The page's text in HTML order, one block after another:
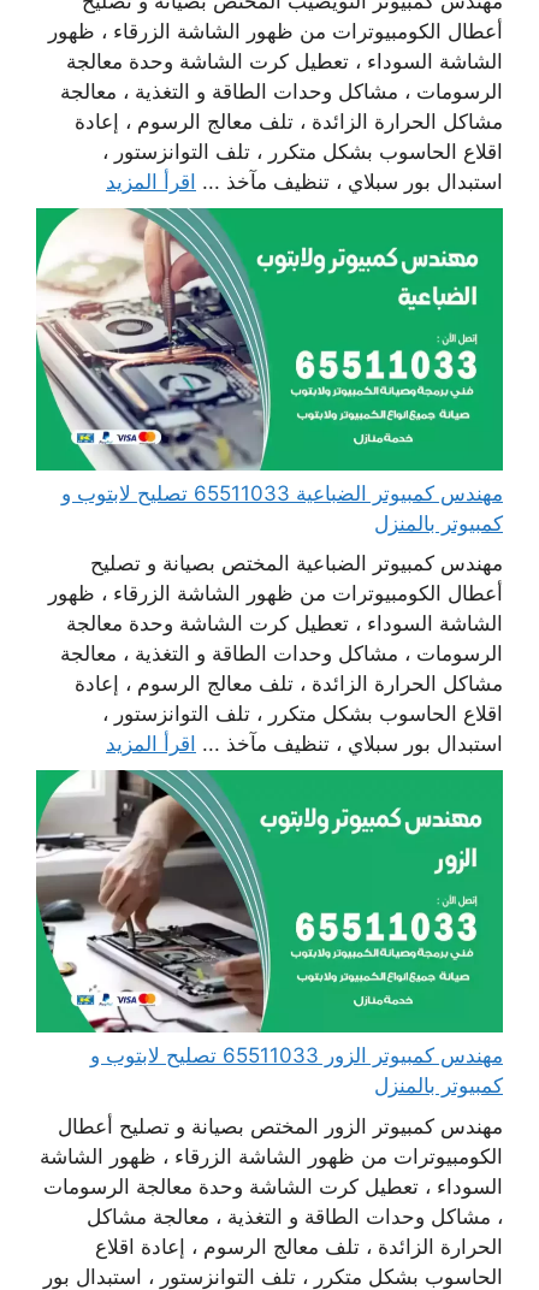
أعطال الكومبيوترات من ظهور الشاشة الزرقاء ، ظهور
الشاشة السوداء ، تعطيل كرت الشاشة وحدة معالجة
الرسومات ، مشاكل وحدات الطاقة و التغذية ، معالجة
مشاكل الحرارة الزائدة ، تلف معالج الرسوم ، إعادة
اقلاع الحاسوب بشكل متكرر ، تلف التوانزستور ،
استبدال بور سبلاي ، تنظيف مآخذ ... اقرأ المزيد
مهندس كمبيوتر الضباعية 65511033 تصليح لابتوب و
كمبيوتر بالمنزل
مهندس كمبيوتر الضباعية المختص بصيانة و تصليح
أعطال الكومبيوترات من ظهور الشاشة الزرقاء ، ظهور
الشاشة السوداء ، تعطيل كرت الشاشة وحدة معالجة
الرسومات ، مشاكل وحدات الطاقة و التغذية ، معالجة
مشاكل الحرارة الزائدة ، تلف معالج الرسوم ، إعادة
اقلاع الحاسوب بشكل متكرر ، تلف التوانزستور ،
استبدال بور سبلاي ، تنظيف مآخذ ... اقرأ المزيد
مهندس كمبيوتر الزور 65511033 تصليح لابتوب و
كمبيوتر بالمنزل
مهندس كمبيوتر الزور المختص بصيانة و تصليح أعطال
الكومبيوترات من ظهور الشاشة الزرقاء ، ظهور الشاشة
السوداء ، تعطيل كرت الشاشة وحدة معالجة الرسومات
، مشاكل وحدات الطاقة و التغذية ، معالجة مشاكل
الحرارة الزائدة ، تلف معالج الرسوم ، إعادة اقلاع
الحاسوب بشكل متكرر ، تلف التوانزستور ، استبدال بور